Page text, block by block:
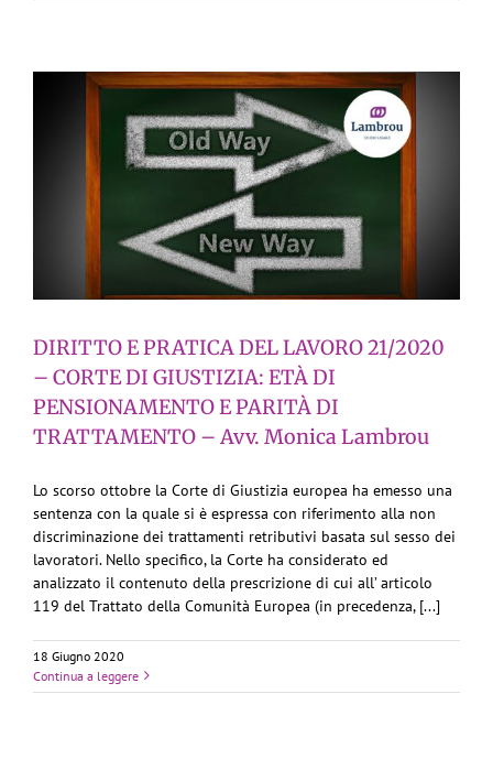
DIRITTO E PRATICA DEL LAVORO 21/2020
– CORTE DI GIUSTIZIA: ETÀ DI
PENSIONAMENTO E PARITÀ DI
TRATTAMENTO – Avv. Monica Lambrou
Lo scorso ottobre la Corte di Giustizia europea ha emesso una
sentenza con la quale si è espressa con riferimento alla non
discriminazione dei trattamenti retributivi basata sul sesso dei
lavoratori. Nello specifico, la Corte ha considerato ed
analizzato il contenuto della prescrizione di cui all’ articolo
119 del Trattato della Comunità Europea (in precedenza, [...]
18 Giugno 2020
Continua a leggere